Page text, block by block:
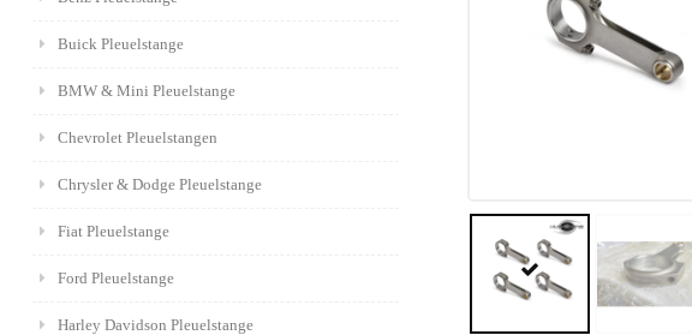
Buick Pleuelstange
BMW & Mini Pleuelstange
Chevrolet Pleuelstangen
Chrysler & Dodge Pleuelstange
Fiat Pleuelstange
Ford Pleuelstange
Harley Davidson Pleuelstange